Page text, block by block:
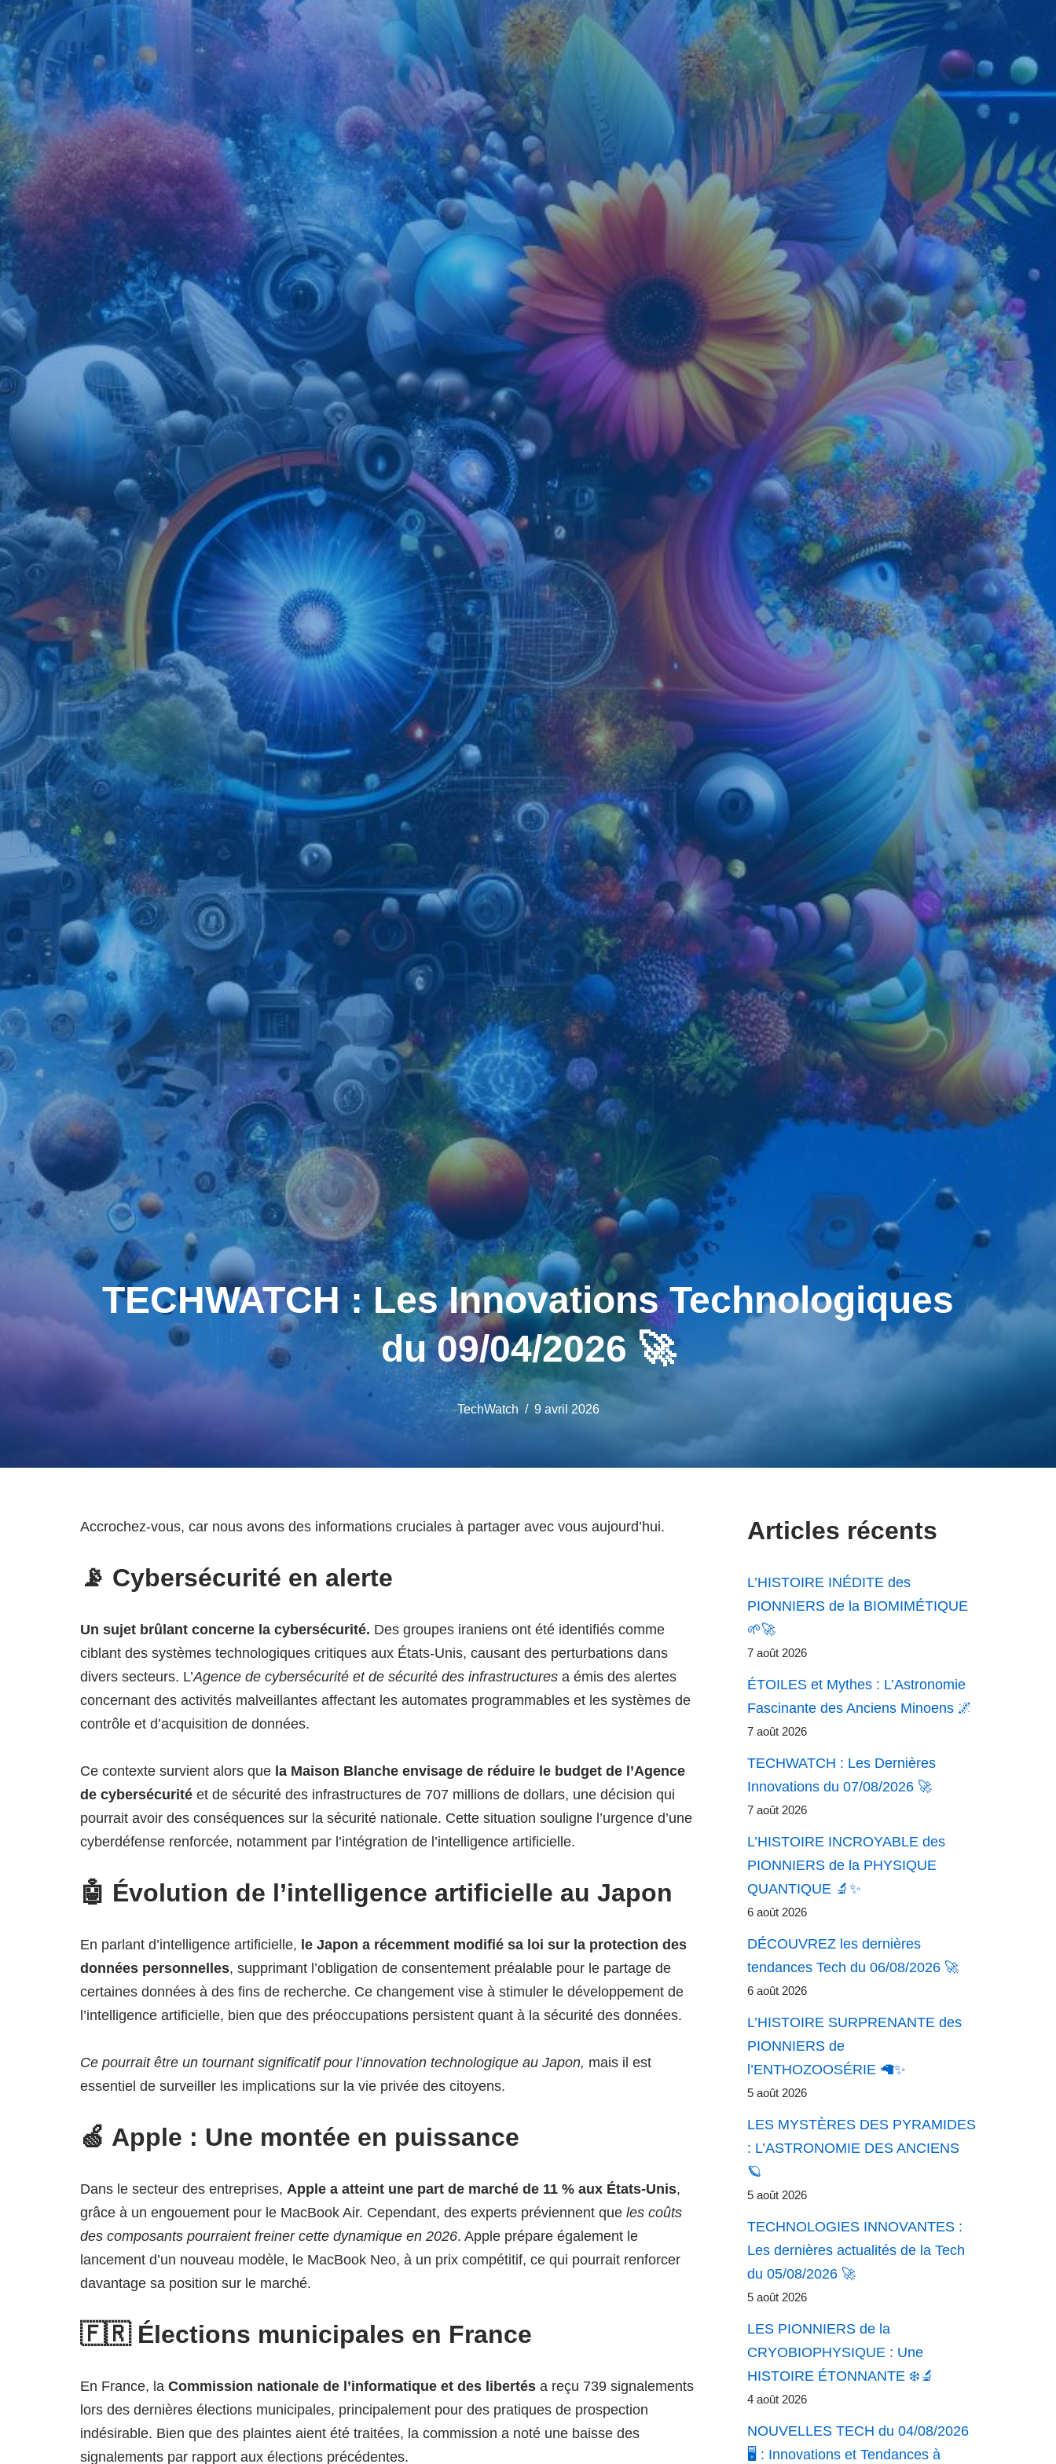
TECHWATCH : Les Innovations Technologiques
du 09/04/2026 🚀
TechWatch 9 avril 2026
Accrochez-vous, car nous avons des informations cruciales à partager avec vous aujourd’hui.
📡 Cybersécurité en alerte
Un sujet brûlant concerne la cybersécurité. Des groupes iraniens ont été identifiés comme
ciblant des systèmes technologiques critiques aux États-Unis, causant des perturbations dans
divers secteurs. L’Agence de cybersécurité et de sécurité des infrastructures a émis des alertes
concernant des activités malveillantes affectant les automates programmables et les systèmes de
contrôle et d’acquisition de données.
Ce contexte survient alors que la Maison Blanche envisage de réduire le budget de l’Agence
de cybersécurité et de sécurité des infrastructures de 707 millions de dollars, une décision qui
pourrait avoir des conséquences sur la sécurité nationale. Cette situation souligne l’urgence d’une
cyberdéfense renforcée, notamment par l’intégration de l’intelligence artificielle.
🤖 Évolution de l’intelligence artificielle au Japon
En parlant d’intelligence artificielle, le Japon a récemment modifié sa loi sur la protection des
données personnelles, supprimant l’obligation de consentement préalable pour le partage de
certaines données à des fins de recherche. Ce changement vise à stimuler le développement de
l’intelligence artificielle, bien que des préoccupations persistent quant à la sécurité des données.
Ce pourrait être un tournant significatif pour l’innovation technologique au Japon, mais il est
essentiel de surveiller les implications sur la vie privée des citoyens.
🍏 Apple : Une montée en puissance
Dans le secteur des entreprises, Apple a atteint une part de marché de 11 % aux États-Unis,
grâce à un engouement pour le MacBook Air. Cependant, des experts préviennent que les coûts
des composants pourraient freiner cette dynamique en 2026. Apple prépare également le
lancement d’un nouveau modèle, le MacBook Neo, à un prix compétitif, ce qui pourrait renforcer
davantage sa position sur le marché.
🇫🇷 Élections municipales en France
En France, la Commission nationale de l’informatique et des libertés a reçu 739 signalements
lors des dernières élections municipales, principalement pour des pratiques de prospection
indésirable. Bien que des plaintes aient été traitées, la commission a noté une baisse des
signalements par rapport aux élections précédentes.
Articles récents
L’HISTOIRE INÉDITE des
PIONNIERS de la BIOMIMÉTIQUE
🌱🚀
7 août 2026
ÉTOILES et Mythes : L’Astronomie
Fascinante des Anciens Minoens 🌌
7 août 2026
TECHWATCH : Les Dernières
Innovations du 07/08/2026 🚀
7 août 2026
L’HISTOIRE INCROYABLE des
PIONNIERS de la PHYSIQUE
QUANTIQUE 🔬✨
6 août 2026
DÉCOUVREZ les dernières
tendances Tech du 06/08/2026 🚀
6 août 2026
L’HISTOIRE SURPRENANTE des
PIONNIERS de
l’ENTHOZOOSÉRIE 🦙✨
5 août 2026
LES MYSTÈRES DES PYRAMIDES
: L’ASTRONOMIE DES ANCIENS
🪐
5 août 2026
TECHNOLOGIES INNOVANTES :
Les dernières actualités de la Tech
du 05/08/2026 🚀
5 août 2026
LES PIONNIERS de la
CRYOBIOPHYSIQUE : Une
HISTOIRE ÉTONNANTE ❄️🔬
4 août 2026
NOUVELLES TECH du 04/08/2026
🖥️ : Innovations et Tendances à